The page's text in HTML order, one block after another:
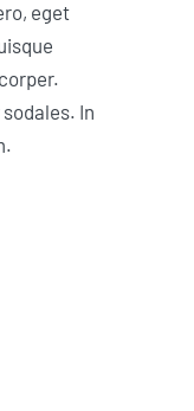
eget
In